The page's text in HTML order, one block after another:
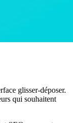
glisser-déposer.
qui souhaitent